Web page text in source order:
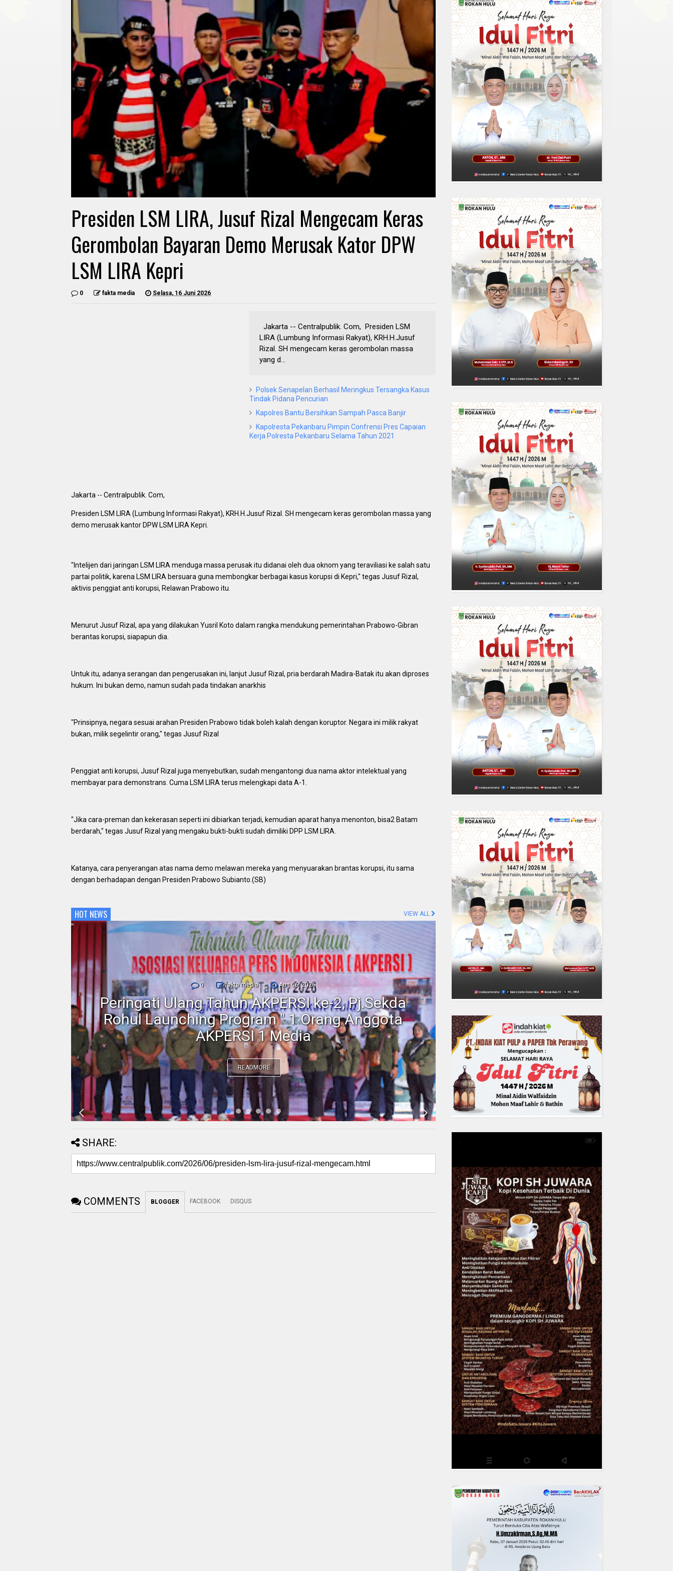
Presiden LSM LIRA, Jusuf Rizal Mengecam Keras
Gerombolan Bayaran Demo Merusak Kator DPW
LSM LIRA Kepri
0 fakta media Selasa, 16 Juni 2026
Jakarta -- Centralpublik. Com, Presiden LSM
LIRA (Lumbung Informasi Rakyat), KRH.H.Jusuf
Rizal. SH mengecam keras gerombolan massa
yang d...
Polsek Senapelan Berhasil Meringkus Tersangka Kasus
Tindak Pidana Pencurian
Kapolres Bantu Bersihkan Sampah Pasca Banjir
Kapolresta Pekanbaru Pimpin Confrensi Pres Capaian
Kerja Polresta Pekanbaru Selama Tahun 2021
Jakarta -- Centralpublik. Com,
Presiden LSM LIRA (Lumbung Informasi Rakyat), KRH.H.Jusuf Rizal. SH mengecam keras gerombolan massa yang
demo merusak kantor DPW LSM LIRA Kepri.
"Intelijen dari jaringan LSM LIRA menduga massa perusak itu didanai oleh dua oknom yang teraviliasi ke salah satu
partai politik, karena LSM LIRA bersuara guna membongkar berbagai kasus korupsi di Kepri," tegas Jusuf Rizal,
aktivis penggiat anti korupsi, Relawan Prabowo itu.
Menurut Jusuf Rizal, apa yang dilakukan Yusril Koto dalam rangka mendukung pemerintahan Prabowo-Gibran
berantas korupsi, siapapun dia.
Untuk itu, adanya serangan dan pengerusakan ini, lanjut Jusuf Rizal, pria berdarah Madira-Batak itu akan diproses
hukum. Ini bukan demo, namun sudah pada tindakan anarkhis
"Prinsipnya, negara sesuai arahan Presiden Prabowo tidak boleh kalah dengan koruptor. Negara ini milik rakyat
bukan, milik segelintir orang," tegas Jusuf Rizal
Penggiat anti korupsi, Jusuf Rizal juga menyebutkan, sudah mengantongi dua nama aktor intelektual yang
membayar para demonstrans. Cuma LSM LIRA terus melengkapi data A-1.
"Jika cara-preman dan kekerasan seperti ini dibiarkan terjadi, kemudian aparat hanya menonton, bisa2 Batam
berdarah," tegas Jusuf Rizal yang mengaku bukti-bukti sudah dimiliki DPP LSM LIRA.
Katanya, cara penyerangan atas nama demo melawan mereka yang menyuarakan brantas korupsi, itu sama
dengan berhadapan dengan Presiden Prabowo Subianto.(SB)
HOT NEWS VIEW ALL
0 fakta media Aug 06, 2026
Peringati Ulang Tahun AKPERSI ke-2, Pj.Sekda
Rohul Launching Program " 1 Orang Anggota
AKPERSI 1 Media
READMORE
Polres Inhil bersama Pemkab
Riau Perkuat Sinergi Tangani
Liar di
SHARE:
COMMENTS BLOGGER FACEBOOK DISQUS